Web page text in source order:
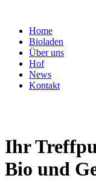
Home
Bioladen
Über uns
Hof
News
Kontakt
Ihr
Bio und